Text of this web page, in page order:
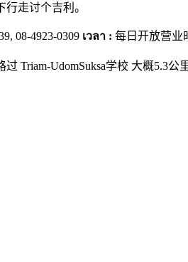
走讨个吉利。
08-4923-0309 เวลา : 每日开放营业
Triam-UdomSuksa学校 大概5.3公